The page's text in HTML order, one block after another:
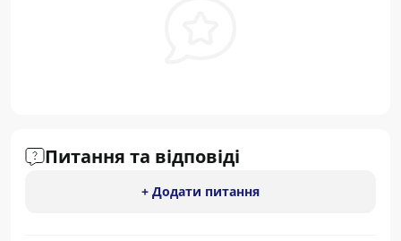
Питання та відповіді
+ Додати питання